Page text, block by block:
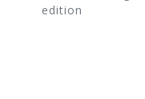
edition